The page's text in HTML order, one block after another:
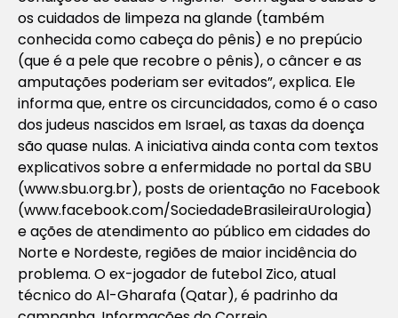
os cuidados de limpeza na glande (também
conhecida como cabeça do pênis) e no prepúcio
(que é a pele que recobre o pênis), o câncer e as
amputações poderiam ser evitados”, explica. Ele
informa que, entre os circuncidados, como é o caso
dos judeus nascidos em Israel, as taxas da doença
são quase nulas. A iniciativa ainda conta com textos
explicativos sobre a enfermidade no portal da SBU
(www.sbu.org.br), posts de orientação no Facebook
(www.facebook.com/SociedadeBrasileiraUrologia)
e ações de atendimento ao público em cidades do
Norte e Nordeste, regiões de maior incidência do
problema. O ex-jogador de futebol Zico, atual
técnico do Al-Gharafa (Qatar), é padrinho da